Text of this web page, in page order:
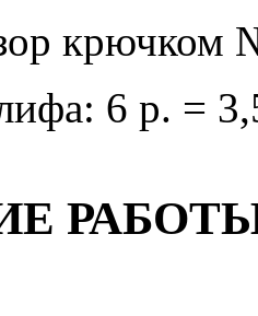
крючком
6 р. =